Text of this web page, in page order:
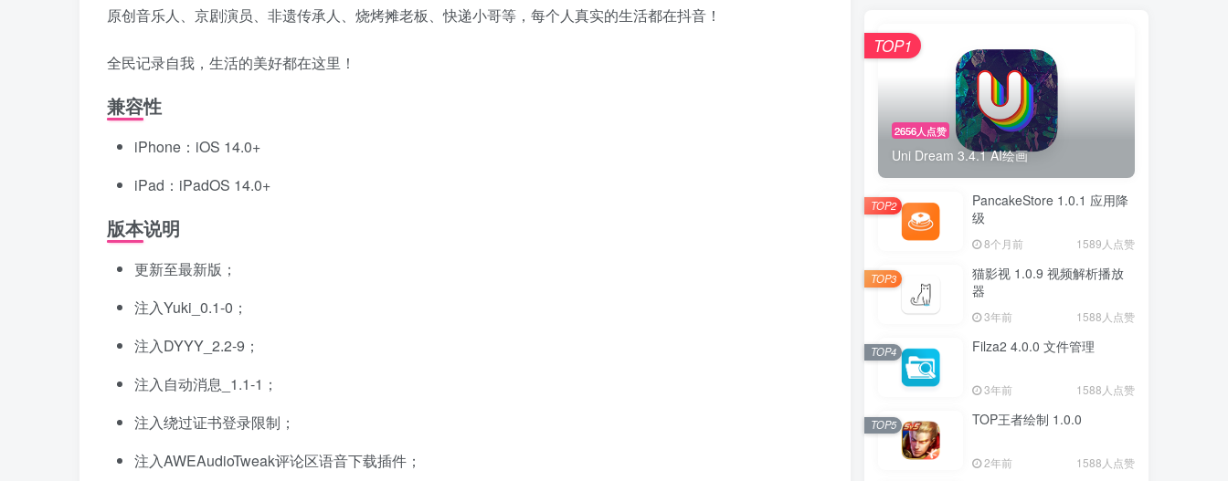
原创音乐人、京剧演员、非遗传承人、烧烤摊老板、快递小哥等，每个人真实的生活都在抖音！
全民记录自我，生活的美好都在这里！
兼容性
iPhone：iOS 14.0+
iPad：iPadOS 14.0+
版本说明
更新至最新版；
注入Yuki_0.1-0；
注入DYYY_2.2-9；
注入自动消息_1.1-1；
注入绕过证书登录限制；
注入AWEAudioTweak评论区语音下载插件；
2656人点赞
Uni Dream 3.4.1 AI绘画
TOP1
PancakeStore 1.0.1 应用降
级
8个月前 1589人点赞
TOP2
猫影视 1.0.9 视频解析播放
器
3年前 1588人点赞
TOP3
Filza2 4.0.0 文件管理
3年前 1588人点赞
TOP4
TOP王者绘制 1.0.0
2年前 1588人点赞
TOP5